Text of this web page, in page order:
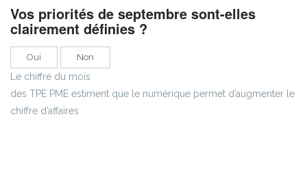
Vos priorités de septembre sont-elles
clairement définies ?
Oui Non
Le chiffre du mois
des TPE PME estiment que le numérique permet d’augmenter le
chiffre d’affaires